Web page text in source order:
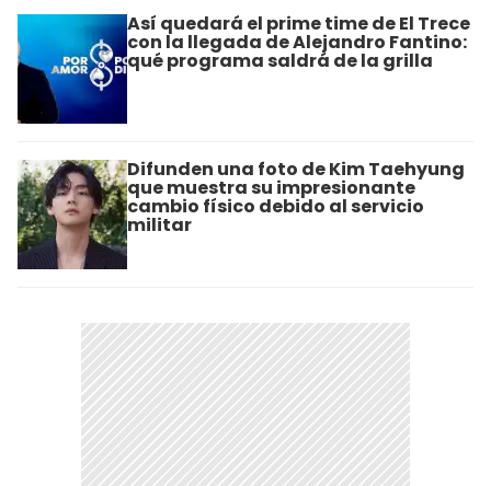
Así quedará el prime time de El Trece
con la llegada de Alejandro Fantino:
qué programa saldrá de la grilla
Difunden una foto de Kim Taehyung
que muestra su impresionante
cambio físico debido al servicio
militar